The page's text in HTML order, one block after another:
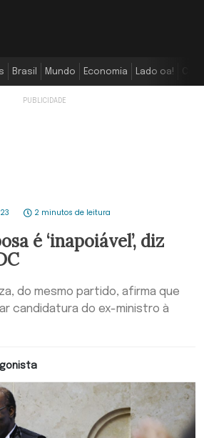
Brasil Mundo Economia Lado oa!
2 minutos de leitura
é ‘inapoiável’, diz
do mesmo partido, afirma que
candidatura do ex-ministro à